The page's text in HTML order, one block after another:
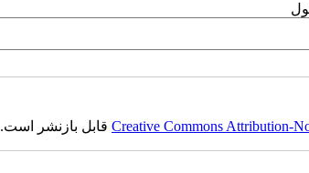
Creative Commons Attribution-قابل بازنشر است.